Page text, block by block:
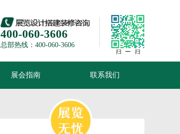
400-060-3606
总部热线：400-060-3606
展会指南 联系我们